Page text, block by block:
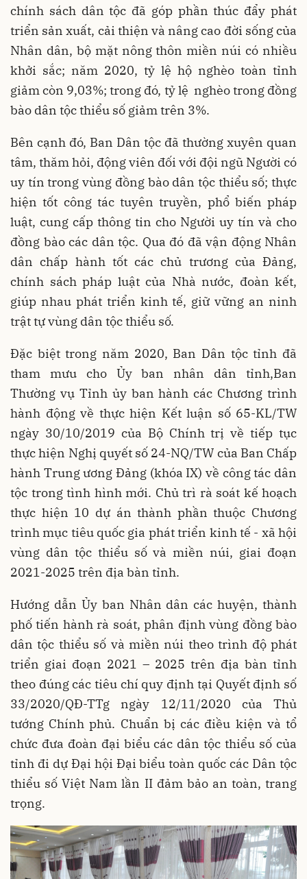
chính sách dân tộc đã góp phần thúc đẩy phát
triển sản xuất, cải thiện và nâng cao đời sống của
Nhân dân, bộ mặt nông thôn miền núi có nhiều
khởi sắc; năm 2020, tỷ lệ hộ nghèo toàn tỉnh
giảm còn 9,03%; trong đó, tỷ lệ nghèo trong đồng
bào dân tộc thiểu số giảm trên 3%.
Bên cạnh đó, Ban Dân tộc đã thường xuyên quan
tâm, thăm hỏi, động viên đối với đội ngũ Người có
uy tín trong vùng đồng bào dân tộc thiểu số; thực
hiện tốt công tác tuyên truyền, phổ biến pháp
luật, cung cấp thông tin cho Người uy tín và cho
đồng bào các dân tộc. Qua đó đã vận động Nhân
dân chấp hành tốt các chủ trương của Đảng,
chính sách pháp luật của Nhà nước, đoàn kết,
giúp nhau phát triển kinh tế, giữ vững an ninh
trật tự vùng dân tộc thiểu số.
Đặc biệt trong năm 2020, Ban Dân tộc tỉnh đã
tham mưu cho Ủy ban nhân dân tỉnh,Ban
Thường vụ Tỉnh ủy ban hành các Chương trình
hành động về thực hiện Kết luận số 65-KL/TW
ngày 30/10/2019 của Bộ Chính trị về tiếp tục
thực hiện Nghị quyết số 24-NQ/TW của Ban Chấp
hành Trung ương Đảng (khóa IX) về công tác dân
tộc trong tình hình mới. Chủ trì rà soát kế hoạch
thực hiện 10 dự án thành phần thuộc Chương
trình mục tiêu quốc gia phát triển kinh tế - xã hội
vùng dân tộc thiểu số và miền núi, giai đoạn
2021-2025 trên địa bàn tỉnh.
Hướng dẫn Ủy ban Nhân dân các huyện, thành
phố tiến hành rà soát, phân định vùng đồng bào
dân tộc thiểu số và miền núi theo trình độ phát
triển giai đoạn 2021 – 2025 trên địa bàn tỉnh
theo đúng các tiêu chí quy định tại Quyết định số
33/2020/QĐ-TTg ngày 12/11/2020 của Thủ
tướng Chính phủ. Chuẩn bị các điều kiện và tổ
chức đưa đoàn đại biểu các dân tộc thiểu số của
tỉnh đi dự Đại hội Đại biểu toàn quốc các Dân tộc
thiểu số Việt Nam lần II đảm bảo an toàn, trang
trọng.